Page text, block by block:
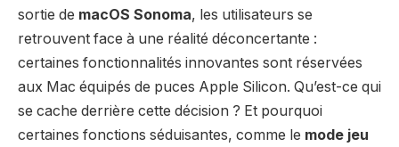
sortie de macOS Sonoma, les utilisateurs se
retrouvent face à une réalité déconcertante :
certaines fonctionnalités innovantes sont réservées
aux Mac équipés de puces Apple Silicon. Qu’est-ce qui
se cache derrière cette décision ? Et pourquoi
certaines fonctions séduisantes, comme le mode jeu